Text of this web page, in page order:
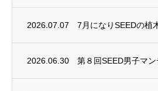
2026.07.07 7月になりSEEDの植
2026.06.30